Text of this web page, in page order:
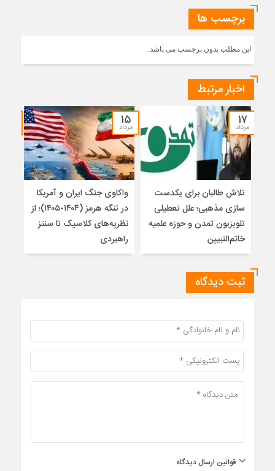
برچسب ها
این مطلب بدون برچسب می باشد.
اخبار مرتبط
۱۷
مرداد
تلاش طالبان برای یکدست
سازی مذهبی؛ علل تعطیلی
تلویزیون تمدن و حوزه علمیه
خاتم‌النبیین
۱۵
مرداد
واکاوی جنگ ایران و آمریکا
در تنگه هرمز (۱۴۰۴-۱۴۰۵)؛ از
نظریه‌های کلاسیک تا سنتز
راهبردی
ثبت دیدگاه
قوانین ارسال دیدگاه